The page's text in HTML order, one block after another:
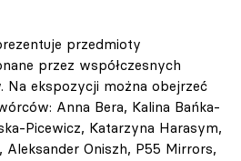
przedmioty
przez współczesnych
Na ekspozycji można obejrzeć
Anna Bera, Kalina Bańka-
Picewicz, Katarzyna Harasym,
Aleksander Oniszh, P55 Mirrors,